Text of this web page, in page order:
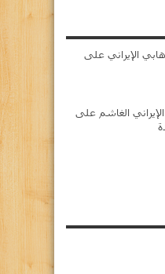
الإيراني على
الغاشم على